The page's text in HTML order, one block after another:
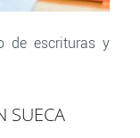
de escrituras y
SUECA